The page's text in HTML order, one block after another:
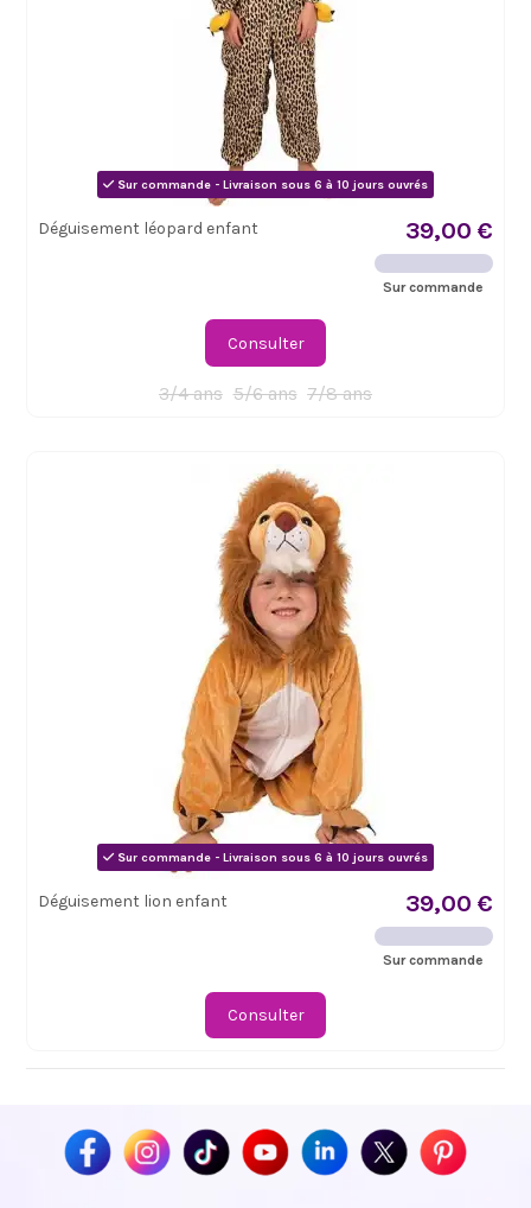
Sur commande - Livraison sous 6 à 10 jours ouvrés
Déguisement léopard enfant 39,00 €
Sur commande
Consulter
3/4 ans 5/6 ans 7/8 ans
Sur commande - Livraison sous 6 à 10 jours ouvrés
Déguisement lion enfant 39,00 €
Sur commande
Consulter